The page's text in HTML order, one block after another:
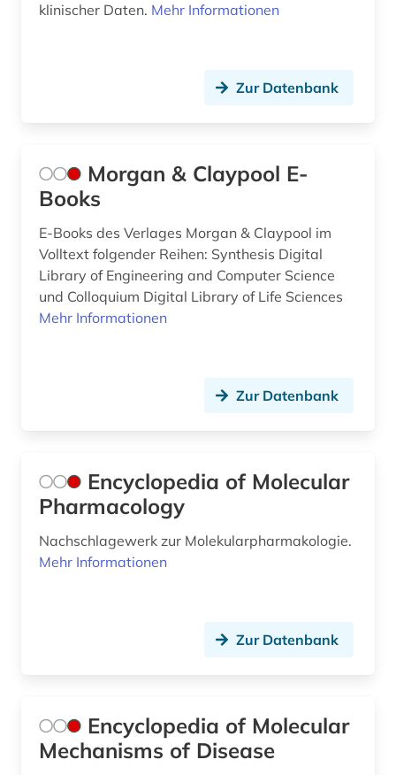
klinischer Daten. Mehr Informationen
Zur Datenbank
Morgan & Claypool E-
Books
E-Books des Verlages Morgan & Claypool im
Volltext folgender Reihen: Synthesis Digital
Library of Engineering and Computer Science
und Colloquium Digital Library of Life Sciences
Mehr Informationen
Zur Datenbank
Encyclopedia of Molecular
Pharmacology
Nachschlagewerk zur Molekularpharmakologie.
Mehr Informationen
Zur Datenbank
Encyclopedia of Molecular
Mechanisms of Disease